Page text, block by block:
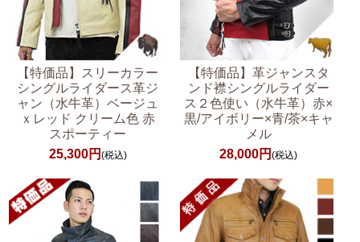
【特価品】スリーカラー
シングルライダース革ジ
ャン（水牛革）ベージュ
ｘレッド クリーム色 赤
スポーティー
25,300円 (税込)
【特価品】革ジャンスタ
ンド襟シングルライダー
ス２色使い（水牛革）赤×
黒/アイボリー×青/茶×キャ
メル
28,000円(税込)